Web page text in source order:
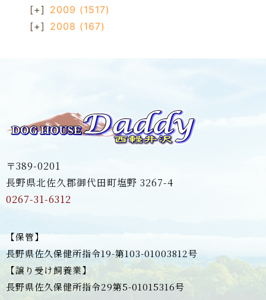
[+] 2009 (1517)
[+] 2008 (167)
〒389-0201
長野県北佐久郡御代田町塩野 3267-4
0267-31-6312
【保管】
長野県佐久保健所指令19-第103-01003812号
【譲り受け飼養業】
長野県佐久保健所指令29第5-01015316号